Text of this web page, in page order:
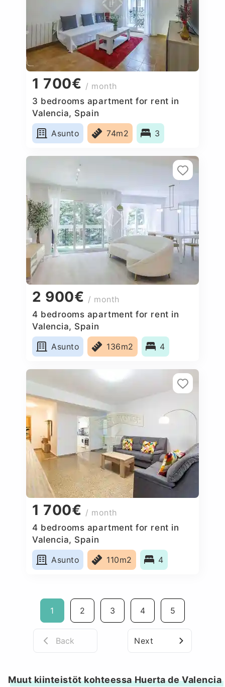
1 700€ / month
3 bedrooms apartment for rent in
Valencia, Spain
Asunto
74m2 3
2 900€ / month
4 bedrooms apartment for rent in
Valencia, Spain
Asunto
136m2 4
1 700€ / month
4 bedrooms apartment for rent in
Valencia, Spain
Asunto
110m2 4
1 2 3 4 5
Back Next
Muut kiinteistöt kohteessa Huerta de Valencia